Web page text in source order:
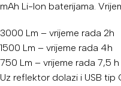
mAh Li-Ion baterijama.
3000 Lm – vrijeme rada 2h
1500 Lm – vrijeme rada 4h
750 Lm – vrijeme rada 7,5 h
Uz reflektor dolazi i USB tip